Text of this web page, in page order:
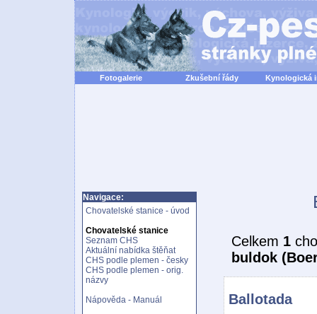
Fotogalerie Zkušební řády Kynologická
Navigace:
Chovatelské stanice - úvod
Chovatelské stanice
Seznam CHS
Aktuální nabídka štěňat
CHS podle plemen - česky
CHS podle plemen - orig.
názvy
Nápověda - Manuál
Celkem 1
buldok
Ballotada